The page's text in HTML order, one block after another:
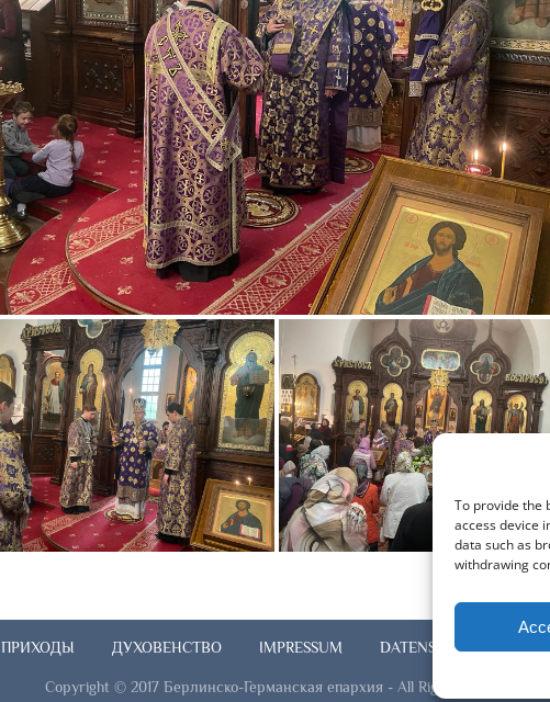
To provide the
access device
data such as
withdrawing
ПРИХОДЫ ДУХОВЕНСТВО IMPRESSUM DATENSCHUTZHINWEISE
Copyright © 2017 Берлинско-Германская епархия - All Rights Reserved